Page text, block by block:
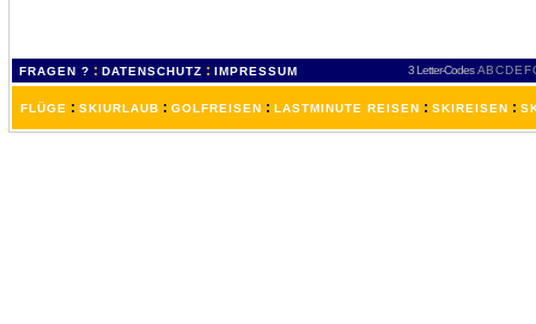
FRAGEN ? : DATENSCHUTZ : IMPRESSUM 3 Letter-Codes ABCDEF
FLÜGE : SKIURLAUB : GOLFREISEN : LASTMINUTE REISEN : SKIREISEN :